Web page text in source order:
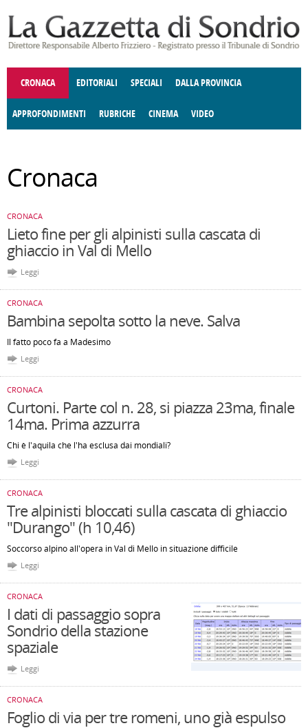
CRONACA EDITORIALI SPECIALI DALLA PROVINCIA
APPROFONDIMENTI
E SPETTACOLI POLITICA
RUBRICHE
DELLE IDEE FATTI DELLO SPIRITO
CINEMA VIDEO
Cronaca
CRONACA
Lieto fine per gli alpinisti sulla cascata di
ghiaccio in Val di Mello
Leggi
CRONACA
Bambina sepolta sotto la neve. Salva
Il fatto poco fa a Madesimo
Leggi
CRONACA
Curtoni. Parte col n. 28, si piazza 23ma, finale
14ma. Prima azzurra
Chi è l'aquila che l'ha esclusa dai mondiali?
Leggi
CRONACA
Tre alpinisti bloccati sulla cascata di ghiaccio
"Durango" (h 10,46)
Soccorso alpino all'opera in Val di Mello in situazione difficile
Leggi
CRONACA
I dati di passaggio sopra
Sondrio della stazione
spaziale
Leggi
CRONACA
Foglio di via per tre romeni, uno già espulso